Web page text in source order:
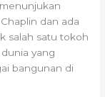
dan ada
salah satu tokoh
yang
bangunan di